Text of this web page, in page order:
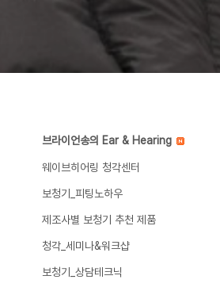
브라이언송의 Ear & Hearing
웨이브히어링 청각센터
보청기_피팅노하우
제조사별 보청기 추천 제품
청각_세미나&워크샵
보청기_상담테크닉